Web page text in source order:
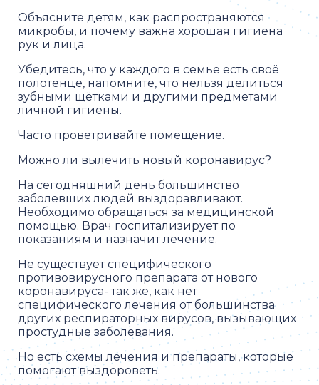
Объясните детям, как распространяются
микробы, и почему важна хорошая гигиена
рук и лица.
Убедитесь, что у каждого в семье есть своё
полотенце, напомните, что нельзя делиться
зубными щётками и другими предметами
личной гигиены.
Часто проветривайте помещение.
Можно ли вылечить новый коронавирус?
На сегодняшний день большинство
заболевших людей выздоравливают.
Необходимо обращаться за медицинской
помощью. Врач госпитализирует по
показаниям и назначит лечение.
Не существует специфического
противовирусного препарата от нового
коронавируса- так же, как нет
специфического лечения от большинства
других респираторных вирусов, вызывающих
простудные заболевания.
Но есть схемы лечения и препараты, которые
помогают выздороветь.